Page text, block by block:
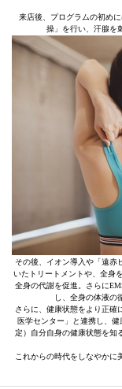
来店後、プログラムの初め
操」を行い、汗腺を
その後、イオン導入や「遠赤
いたトリートメントや、全身
全身の代謝を促進。さらに
し、全身の体液の
さらに、健康状態をより正確
医学センター」と連携し、
定）自分自身の健康状態を知
これからの時代をしなやかに